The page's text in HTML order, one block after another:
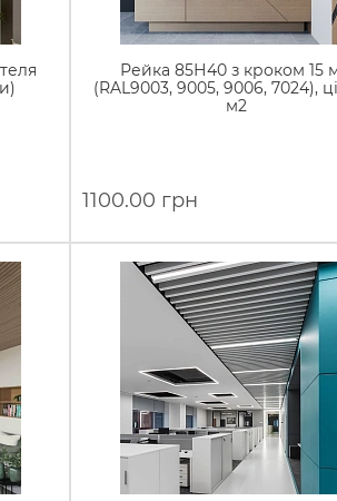
Рейка 85Н40 з кроком 15
(RAL9003, 9005, 9006, 7024),
м2
1100.00 грн